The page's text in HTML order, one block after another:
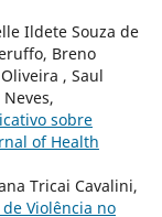
Ildete Souza de
Breno
, Saul
sobre
of Health
Tricai Cavalini,
Violência no